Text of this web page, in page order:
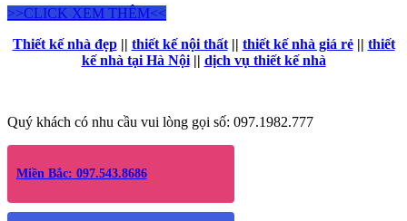
>>CLICK XEM THÊM<<
Thiết kế nhà đẹp|| thiết kế nội thất|| thiết kế nhà giá rẻ || thiết
kế nhà tại Hà Nội|| dịch vụ thiết kế nhà
Quý khách có nhu cầu vui lòng gọi số: 097.1982.777
Miền Bắc: 097.543.8686